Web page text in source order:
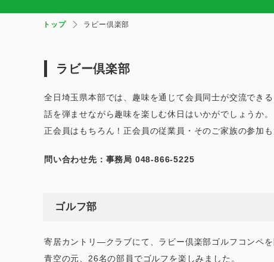
トップ ラビー倶楽部
ラビー倶楽部
全日埼玉県本部では、趣味を通じて会員同士が交流でき
話を弾ませながら趣味を楽しむ休日はいかがでしょうか。
正会員はもちろん！正会員の従業員・そのご家族の参加も
問い合わせ先：事務局 048-866-5225
ゴルフ部
寄居カントリ―クラブにて、ラビー倶楽部ゴルフコンペを
青空の元、26名の部員でゴルフを楽しみました。